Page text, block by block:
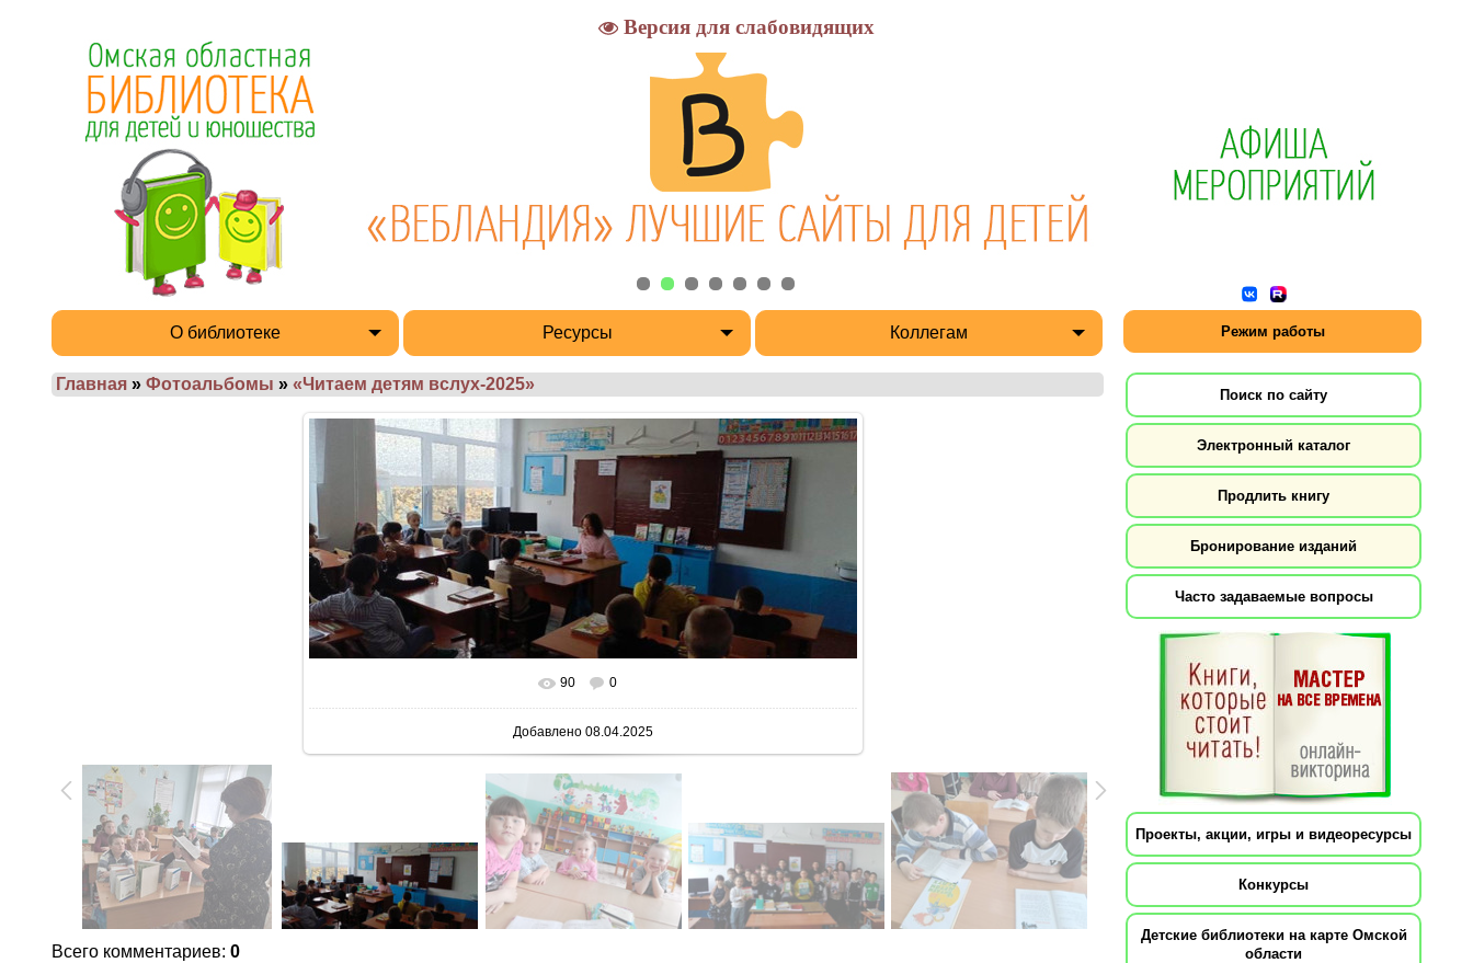
Версия для слабовидящих
О библиотеке Ресурсы Коллегам Режим работы
Главная » Фотоальбомы » «Читаем детям вслух-2025»
В реальном размере 800x351
90 0
Добавлено 08.04.2025
Всего комментариев: 0
Поиск по сайту
Электронный каталог
Продлить книгу
Бронирование изданий
Часто задаваемые вопросы
Проекты, акции, игры и видеоресурсы
Конкурсы
Детские библиотеки на карте Омской
области